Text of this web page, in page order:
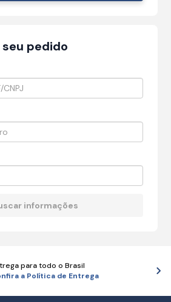
pedido
para todo o Brasil
a Política de Entrega